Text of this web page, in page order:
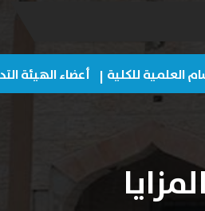
العلمية للكلية أعضاء الهيئة